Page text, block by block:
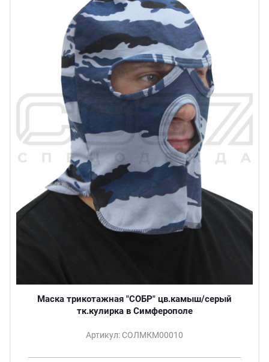
Маска трикотажная "СОБР" цв.камыш/серый
тк.кулирка в Симферополе
Артикул: СОЛМКМ00010